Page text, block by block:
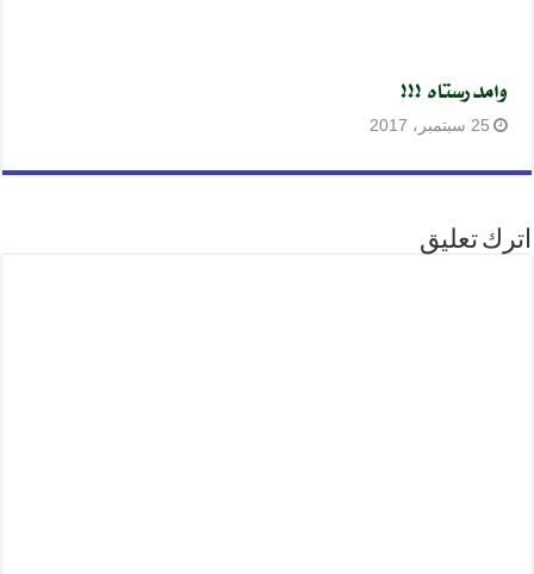
وامدرستاه !!!
25 سبتمبر، 2017
اترك تعليق